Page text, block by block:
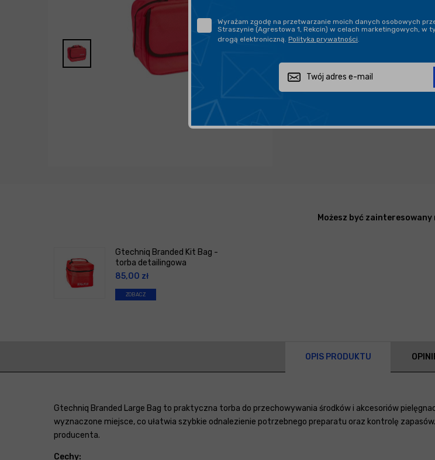
Zapytaj o produkt
Możesz być zainteresowany
Gtechniq Branded Kit Bag -
torba detailingowa
85,00 zł
ZOBACZ
OPIS PRODUKTU
Gtechniq Branded Large Bag to praktyczna torba do przechowywania środków i akcesoriów
wyznaczone miejsce, co ułatwia szybkie odnalezienie potrzebnego preparatu oraz kontrolę
producenta.
Cechy:
Wyrażam zgodę na przetwarzanie moich danych osobowych
Straszynie (Agrestowa 1, Rekcin) w celach marketingowych, w
drogą elektroniczną. Polityka prywatności